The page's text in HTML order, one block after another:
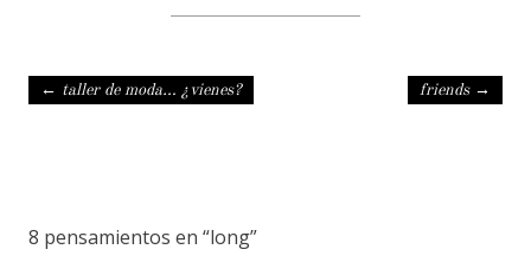
Navegación de entradas
← taller de moda… ¿vienes? friends →
8 pensamientos en “long”